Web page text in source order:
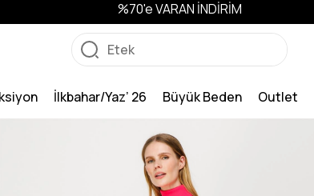
%70'e VARAN İNDİRİM
İlkbahar/Yaz’ 26 Büyük Beden Outlet